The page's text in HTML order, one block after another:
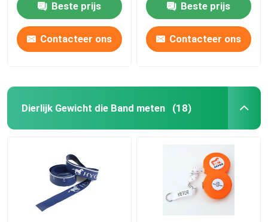
Beste prijs
Contacteer ons
Beste prijs
Contacteer ons
Dierlijk Gewicht die Band meten (18)